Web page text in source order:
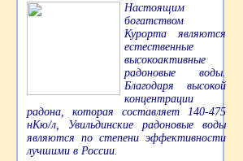
Настоящим
богатством
Курорта являются
естественные
высокоактивные
радоновые воды.
Благодаря высокой
концентрации
радона, которая составляет 140-475
нКю/л, Увильдинские радоновые воды
являются по степени эффективности
лучшими в России.